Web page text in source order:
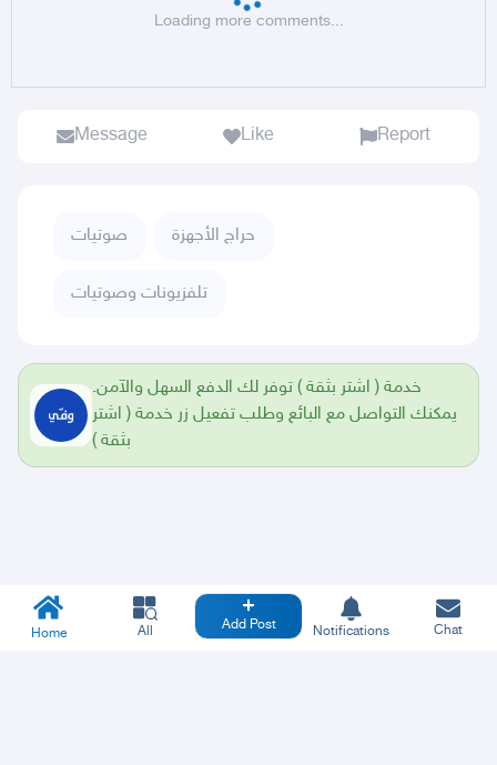
Loading more comments...
Message Like Report
صوتيات حراج الأجهزة
تلفزيونات وصوتيات
خدمة ( اشتر بثقة ) توفر لك الدفع السهل والآمن.
يمكنك التواصل مع البائع وطلب تفعيل زر خدمة ( اشتر
بثقة )
Home All Add Post Notifications Chat